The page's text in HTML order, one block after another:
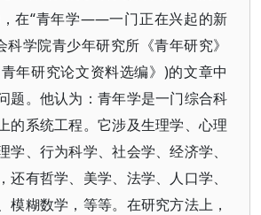
在“青年学——一门正在兴起的新
科学院青少年研究所《青年研究》
年研究论文资料选编》)的文章中
题。他认为：青年学是一门综合科
的系统工程。它涉及生理学、心理
学、行为科学、社会学、经济学、
还有哲学、美学、法学、人口学、
模糊数学，等等。在研究方法上，